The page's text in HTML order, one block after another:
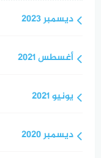
ديسمبر 2023
أغسطس 2021
يونيو 2021
ديسمبر 2020